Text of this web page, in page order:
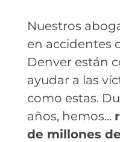
Nuestros
en accidentes
Denver están
ayudar a las
como estas.
años, hemos...
de millones